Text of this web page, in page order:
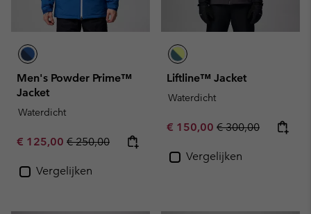
Men's Powder Prime™
Jacket
Waterdicht
Sale price:
€ 125,00 Regular price:
€ 250,00
Vergelijken
Liftline™ Jacket
Waterdicht
Sale price:
€ 150,00 Regular price:
€ 300,00
Vergelijken